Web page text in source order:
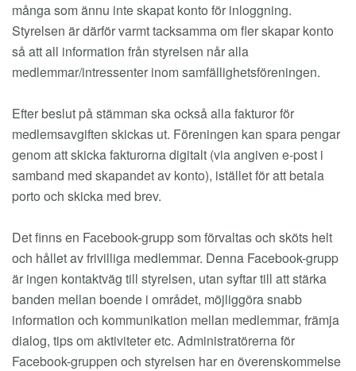
många som ännu inte skapat konto för inloggning.
Styrelsen är därför varmt tacksamma om fler skapar konto
så att all information från styrelsen når alla
medlemmar/intressenter inom samfällighetsföreningen.
Efter beslut på stämman ska också alla fakturor för
medlemsavgiften skickas ut. Föreningen kan spara pengar
genom att skicka fakturorna digitalt (via angiven e-post i
samband med skapandet av konto), istället för att betala
porto och skicka med brev.
Det finns en Facebook-grupp som förvaltas och sköts helt
och hållet av frivilliga medlemmar. Denna Facebook-grupp
är ingen kontaktväg till styrelsen, utan syftar till att stärka
banden mellan boende i området, möjliggöra snabb
information och kommunikation mellan medlemmar, främja
dialog, tips om aktiviteter etc. Administratörerna för
Facebook-gruppen och styrelsen har en överenskommelse